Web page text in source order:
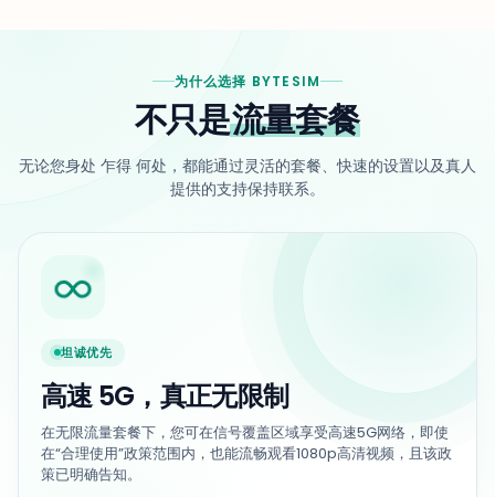
为什么选择 BYTESIM
不只是流量套餐
无论您身处 乍得 何处，都能通过灵活的套餐、快速的设置以及真人
提供的支持保持联系。
坦诚优先
高速 5G，真正无限制
在无限流量套餐下，您可在信号覆盖区域享受高速5G网络，即使
在“合理使用”政策范围内，也能流畅观看1080p高清视频，且该政
策已明确告知。